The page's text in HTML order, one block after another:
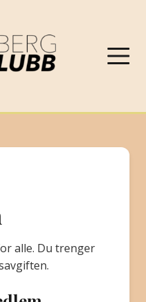
alle. Du trenger